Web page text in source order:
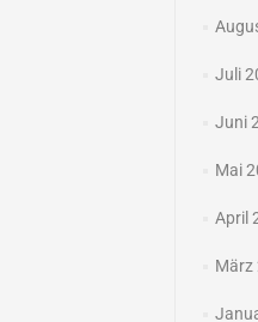
Juli
Juni
Mai
April
März